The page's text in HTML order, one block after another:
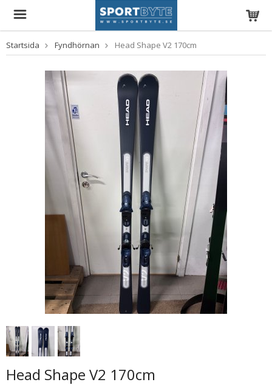
Startsida Fyndhörnan Head Shape V2 170cm
Head Shape V2 170cm